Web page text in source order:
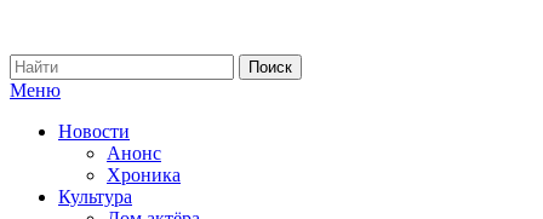
Меню
Новости
Анонс
Хроника
Культура